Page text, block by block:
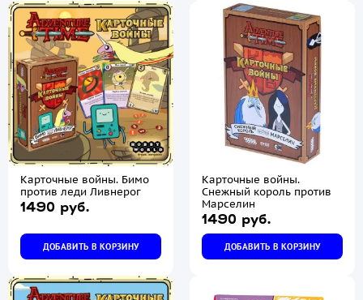
Карточные войны. Бимо
против леди Ливнерог
1490 руб.
ДОБАВИТЬ В КОРЗИНУ
Карточные войны.
Снежный король против
Марселин
1490 руб.
ДОБАВИТЬ В КОРЗИНУ